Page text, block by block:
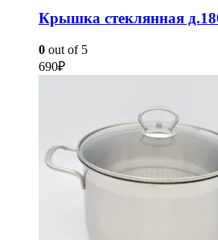
Крышка стеклянная
0 out of 5
690₽